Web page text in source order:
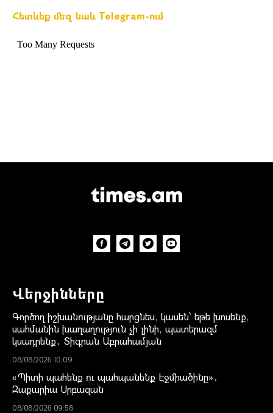
Հետևեք մեզ նաև Telegram-ում
Վերջինները
Գործող իշխանությանը հարցնես, կասեն՝ եթե խոսենք,
սահմանին խաղաղություն չի լինի, պատերազմ
կսադրենք․ Տիգրան Աբրահամյան
08/08/2026 10:09
«Պիտի պահենք ու պահպանենք Էջմիածինը»․
Զաքարիա Սրբազան
08/08/2026 09:58